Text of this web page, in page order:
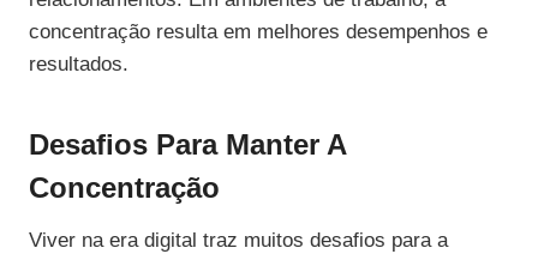
concentração resulta em melhores desempenhos e
resultados.
Desafios Para Manter A
Concentração
Viver na era digital traz muitos desafios para a